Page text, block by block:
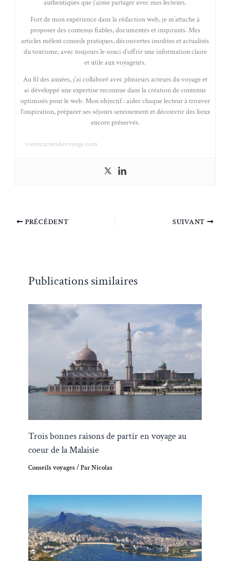
authentiques que j’aime partager avec mes lecteurs.
Fort de mon expérience dans la rédaction web, je m’attache à
proposer des contenus fiables, documentés et inspirants. Mes
articles mêlent conseils pratiques, découvertes insolites et actualités
du tourisme, avec toujours le souci d’offrir une information claire
et utile aux voyageurs.
Au fil des années, j’ai collaboré avec plusieurs acteurs du voyage et
ai développé une expertise reconnue dans la création de contenus
optimisés pour le web. Mon objectif : aider chaque lecteur à trouver
l’inspiration, préparer ses séjours sereinement et découvrir des lieux
encore préservés.
votrecarnetdevoyage.com
PRÉCÉDENT SUIVANT
Publications similaires
Trois bonnes raisons de partir en voyage au
coeur de la Malaisie
Conseils voyages/ ParNicolas